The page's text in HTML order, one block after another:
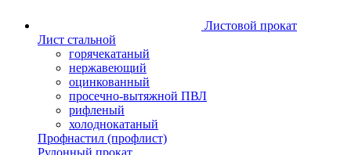
Листовой прокат
Лист стальной
горячекатаный
нержавеющий
оцинкованный
просечно-вытяжной ПВЛ
рифленый
холоднокатаный
Профнастил (профлист)
Рулонный прокат